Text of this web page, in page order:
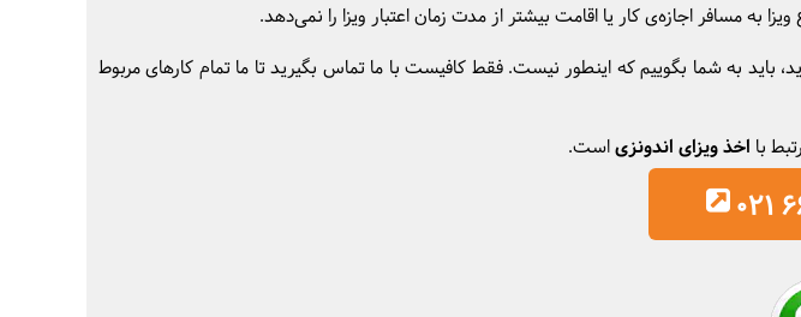
به مسافر اجازه‌ی کار یا اقامت بیشتر از مدت زمان اعتبار ویزا را نمی‌دهد.
به شما ‌بگوییم که اینطور نیست. فقط کافیست با ما تماس بگیرید تا ما تمام کارهای مربوط
با اخذ ویزای اندونزیاست.
021